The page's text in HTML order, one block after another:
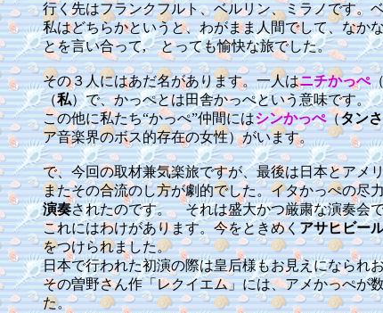
行く先はフランクフルト、ベルリン、ミラノです。
私はどちらかというと、わがまま人間でして、なか
とを言い合って, とっても愉快な旅でした。
その３人にはあだ名があります。一人はニチかっぺ
（私）で、かっぺとは田舎かっぺという意味です。
この他に私たち“かっぺ”仲間にはシンかっぺ（タン
ア音楽界のボス的存在の女性）がいます。
で、今回の取材兼気楽旅ですが、最後は日本とアメ
またその合流のし方が劇的でした。イタかっぺの尽
演奏されたのです。 それは盛大かつ厳粛な演奏会
これにはわけがあります。今をときめくアサヒビー
をつけられました。
日本で行われた初演の際は皇后様もお見えになられ
その曽野さん作「レクイエム」には、アメかっぺが
た。